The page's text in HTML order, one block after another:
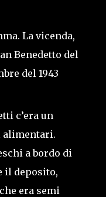
La vicenda,
Benedetto del
del 1943
c’era un
alimentari.
a bordo di
il deposito,
era semi